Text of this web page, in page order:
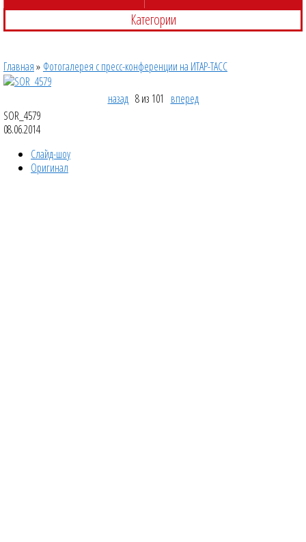
Категории
Главная» Фотогалерея с пресс-конференции на ИТАР-ТАСС
назад 8 из 101 вперед
SOR_4579
08.06.2014
Слайд-шоу
Оригинал